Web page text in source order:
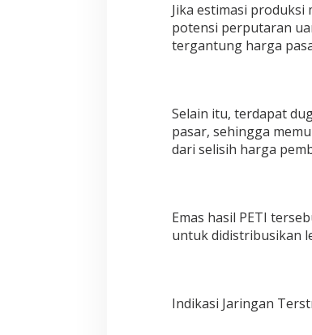
Jika estimasi
potensi perputaran
tergantung harga
Selain itu, terdapat
pasar, sehingga
dari selisih harga
Emas hasil PETI
untuk didistribusikan
Indikasi Jaringan